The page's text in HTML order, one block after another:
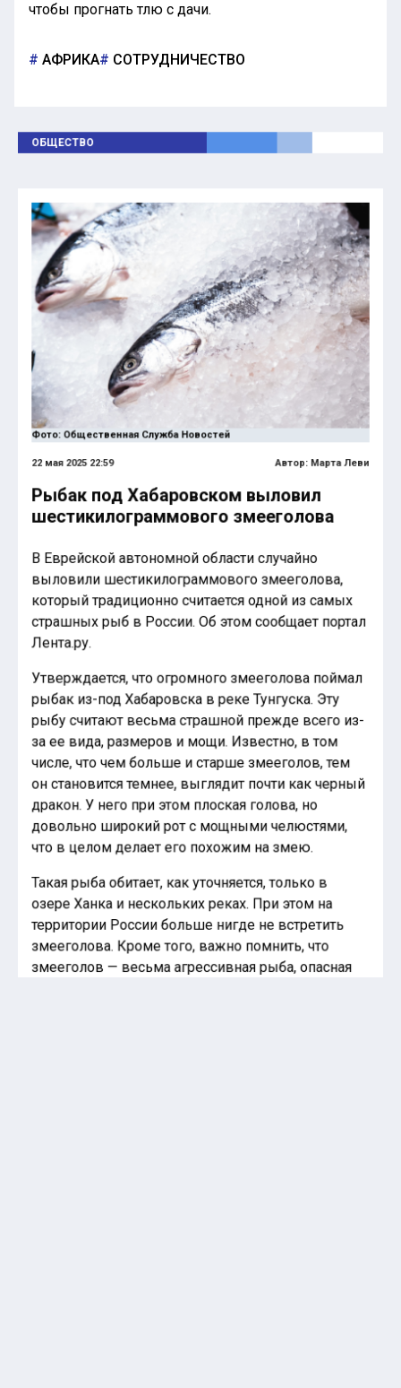
чтобы прогнать тлю с дачи.
АФРИКА СОТРУДНИЧЕСТВО
ОБЩЕСТВО
Фото: Общественная Служба Новостей
22 мая 2025 22:59 Автор:Марта Леви
Рыбак под Хабаровском выловил
шестикилограммового змееголова
В Еврейской автономной области случайно
выловили шестикилограммового змееголова,
который традиционно считается одной из самых
страшных рыб в России. Об этом сообщает портал
Лента.ру.
Утверждается, что огромного змееголова поймал
рыбак из-под Хабаровска в реке Тунгуска. Эту
рыбу считают весьма страшной прежде всего из-
за ее вида, размеров и мощи. Известно, в том
числе, что чем больше и старше змееголов, тем
он становится темнее, выглядит почти как черный
дракон. У него при этом плоская голова, но
довольно широкий рот с мощными челюстями,
что в целом делает его похожим на змею.
Такая рыба обитает, как уточняется, только в
озере Ханка и нескольких реках. При этом на
территории России больше нигде не встретить
змееголова. Кроме того, важно помнить, что
змееголов — весьма агрессивная рыба, опасная